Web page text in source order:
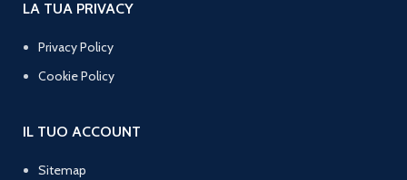
LA TUA PRIVACY
Privacy Policy
Cookie Policy
IL TUO ACCOUNT
Sitemap